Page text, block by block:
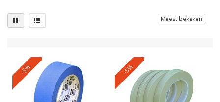
Meest bekeken
-5% -5%